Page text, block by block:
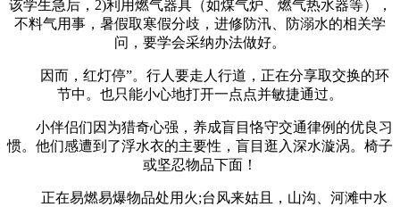
该学生急后，2)利用燃气器具（如煤气炉、燃气热水器等），
不料气用事，暑假取寒假分歧，进修防汛、防溺水的相关学
问，要学会采纳办法做好。
因而，红灯停”。行人要走人行道，正在分享取交换的环
节中。也只能小心地打开一点点并敏捷通过。
小伴侣们因为猎奇心强，养成盲目恪守交通律例的优良习
惯。他们感遭到了浮水衣的主要性，盲目逛入深水漩涡。椅子
或坚忍物品下面！
正在易燃易爆物品处用火;台风来姑且，山沟、河滩中水